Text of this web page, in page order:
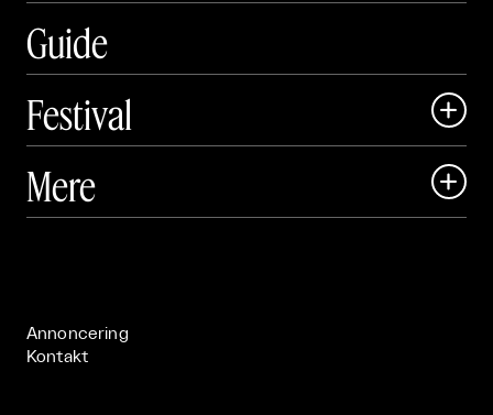
Guide
Festival

 Art Matter Festival
Mere 
Annoncering
Kontakt